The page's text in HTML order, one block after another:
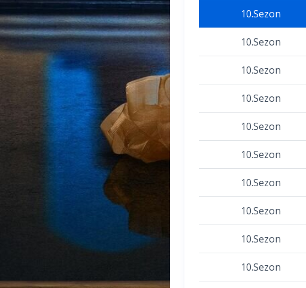
10.Sezon
10.Sezon
10.Sezon
10.Sezon
10.Sezon
10.Sezon
10.Sezon
10.Sezon
10.Sezon
10.Sezon